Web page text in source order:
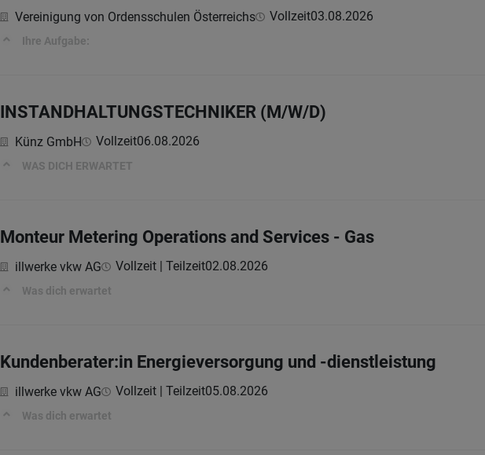
Vereinigung von Ordensschulen Österreichs Vollzeit03.08.2026
Ihre Aufgabe:
INSTANDHALTUNGSTECHNIKER (M/W/D)
Künz GmbH Vollzeit06.08.2026
WAS DICH ERWARTET
Monteur Metering Operations and Services - Gas
illwerke vkw AG Vollzeit | Teilzeit02.08.2026
Was dich erwartet
Kundenberater:in Energieversorgung und -dienstleistung
illwerke vkw AG Vollzeit | Teilzeit05.08.2026
Was dich erwartet